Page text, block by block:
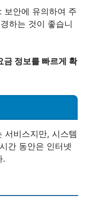
: 보안에 유의하여 주
하는 것이 좋습니
금 정보를 빠르게 확
서비스지만, 시스템
간 동안은 인터넷
.